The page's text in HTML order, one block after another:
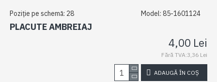
Poziție pe schemă: 28 Model: 85-1601124
PLACUTE AMBREIAJ
4,00 Lei
Fără TVA:3,36 Lei
ADAUGĂ ÎN COȘ